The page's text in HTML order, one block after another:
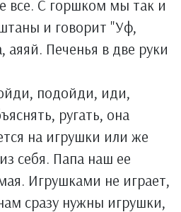
все. С горшком мы так и
и говорит "Уф,
аяяй. Печенья в две руки
подойди, иди,
ругать, она
на игрушки или же
себя. Папа наш ее
Игрушками не играет,
сразу нужны игрушки,